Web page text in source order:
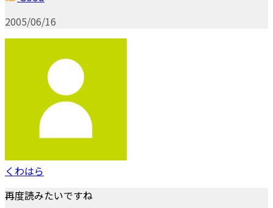
2005/06/16
くわはら
再度読みたいですね